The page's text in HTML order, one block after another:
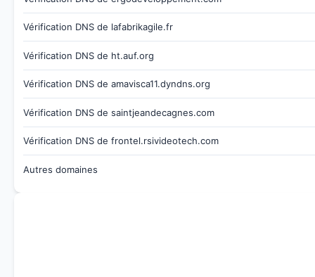
Vérification DNS de lafabrikagile.fr
Vérification DNS de ht.auf.org
Vérification DNS de amavisca11.dyndns.org
Vérification DNS de saintjeandecagnes.com
Vérification DNS de frontel.rsivideotech.com
Autres domaines